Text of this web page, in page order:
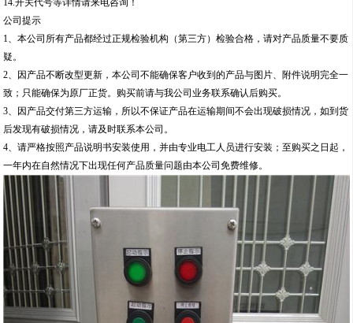
14.开关代号等详情请来电咨询！
公司提示
1、本公司所有产品都经过正规检验机构（第三方）检验合格，请对产品质量不要质
疑。
2、因产品不断改型更新，本公司不能确保客户收到的产品与图片、附件说明完全一
致；只能确保为原厂正货。购买前请与我公司业务联系确认后购买。
3、因产品交付第三方运输，所以不保证产品在运输期间不会出现破损情况，如到货
后发现有破损情况，请及时联系本公司。
4、请严格按照产品说明书安装使用，并由专业电工人员进行安装；至购买之日起，
一年内在自然情况下出现任何产品质量问题由本公司免费维修。